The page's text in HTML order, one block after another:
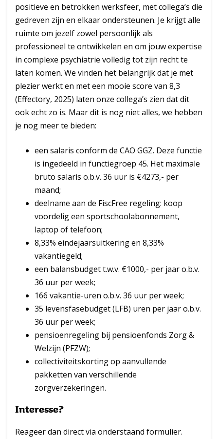
positieve en betrokken werksfeer, met collega’s die
gedreven zijn en elkaar ondersteunen. Je krijgt alle
ruimte om jezelf zowel persoonlijk als
professioneel te ontwikkelen en om jouw expertise
in complexe psychiatrie volledig tot zijn recht te
laten komen. We vinden het belangrijk dat je met
plezier werkt en met een mooie score van 8,3
(Effectory, 2025) laten onze collega’s zien dat dit
ook echt zo is. Maar dit is nog niet alles, we hebben
je nog meer te bieden:
een salaris conform de CAO GGZ. Deze functie
is ingedeeld in functiegroep 45. Het maximale
bruto salaris o.b.v. 36 uur is €4273,- per
maand;
deelname aan de FiscFree regeling: koop
voordelig een sportschoolabonnement,
laptop of telefoon;
8,33% eindejaarsuitkering en 8,33%
vakantiegeld;
een balansbudget t.w.v. €1000,- per jaar o.b.v.
36 uur per week;
166 vakantie-uren o.b.v. 36 uur per week;
35 levensfasebudget (LFB) uren per jaar o.b.v.
36 uur per week;
pensioenregeling bij pensioenfonds Zorg &
Welzijn (PFZW);
collectiviteitskorting op aanvullende
pakketten van verschillende
zorgverzekeringen.
Interesse?
Reageer dan direct via onderstaand formulier.